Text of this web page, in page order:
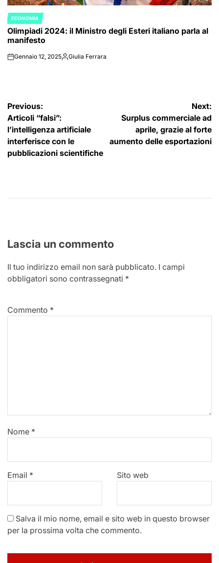
POSTED
IN
ECONOMIA
Olimpiadi 2024: il Ministro degli Esteri italiano parla al
manifesto
onGennaio 12, 2025Posted
Giulia Ferrara
Navigazione
articoli
Previous:
Articoli “falsi”:
l’intelligenza artificiale
interferisce con le
pubblicazioni scientifiche
Next:
Surplus commerciale ad
aprile, grazie al forte
aumento delle esportazioni
Lascia un commento
Il tuo indirizzo email non sarà pubblicato. I campi
obbligatori sono contrassegnati *
Commento *
Nome *
Email * Sito web
Salva il mio nome, email e sito web in questo browser
per la prossima volta che commento.